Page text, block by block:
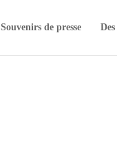
Souvenirs de presse